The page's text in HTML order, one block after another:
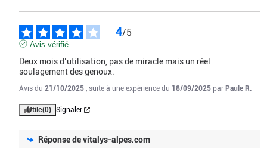
Poids net : 33,60 gr
La formule Jour contribue au confort articulaire, à une bonne
flexibilité des articulations et des tendons, ainsi qu’à une bonne
mobilité, grâce au curcuma.
avec la combinaison calcium-vitamine D3. En effet, le calcium et la
ossature.
4/5
Avis vérifié
Deux mois d’utilisation, pas de miracle mais un réel
soulagement des genoux.
Avis du21/10/2025 , suite à une expérience du 18/09/2025 par Paule R.
Utile(0) Signaler
Réponse devitalys-alpes.com